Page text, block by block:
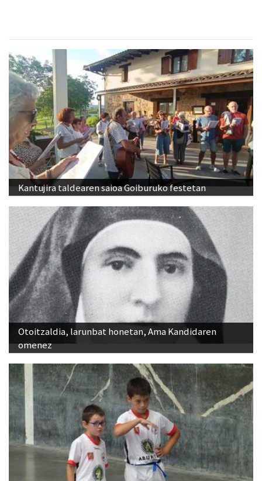
Kantujira taldearen saioa Goiburuko festetan
Otoitzaldia, larunbat honetan, Ama Kandidaren
omenez